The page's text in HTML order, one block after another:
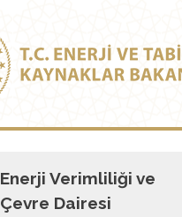
Enerji Verimliliği ve
Çevre Dairesi